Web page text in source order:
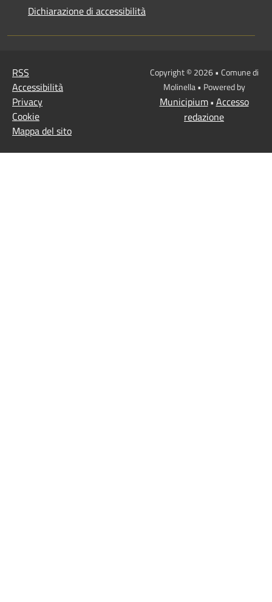
Dichiarazione di accessibilità
RSS
Accessibilità
Privacy
Cookie
Mappa del sito
Copyright © 2026 • Comune di
Molinella • Powered by
Municipium• Accesso
redazione